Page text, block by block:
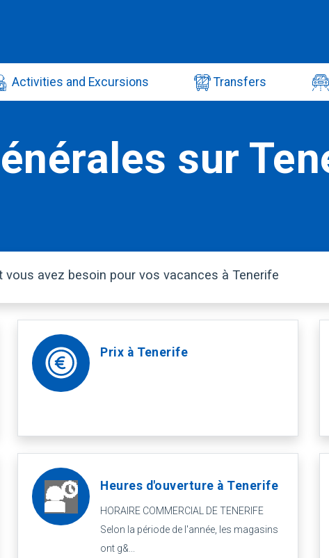
Activities and Excursions Transfers
sur
avez besoin pour vos vacances à Tenerife
Prix à Tenerife
Heures d'ouverture à Tenerife
HORAIRE COMMERCIAL DE TENERIFE
Selon la période de l'année, les magasins
ont g&...